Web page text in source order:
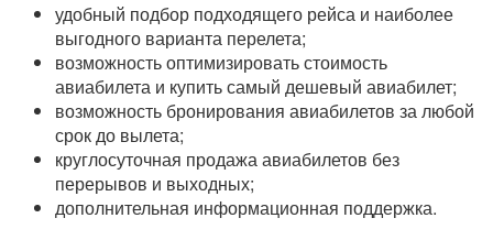
удобный подбор подходящего рейса и наиболее
выгодного варианта перелета;
возможность оптимизировать стоимость
авиабилета и купить самый дешевый авиабилет;
возможность бронирования авиабилетов за любой
срок до вылета;
круглосуточная продажа авиабилетов без
перерывов и выходных;
дополнительная информационная поддержка.